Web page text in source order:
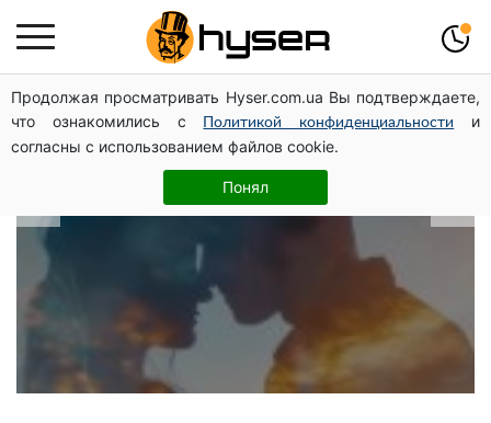
Продолжая просматривать Hyser.com.ua Вы подтверждаете,
что ознакомились с
Политикой конфиденциальности
и
согласны с использованием файлов cookie.
Понял
В які дати народжуються найвірніші
чоловіки: краще одразу перевірити,
щоб потім не страждати